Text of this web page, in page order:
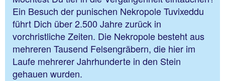
Ein Besuch der punischen Nekropole Tuvixeddu
führt Dich über 2.500 Jahre zurück in
vorchristliche Zeiten. Die Nekropole besteht aus
mehreren Tausend Felsengräbern, die hier im
Laufe mehrerer Jahrhunderte in den Stein
gehauen wurden.